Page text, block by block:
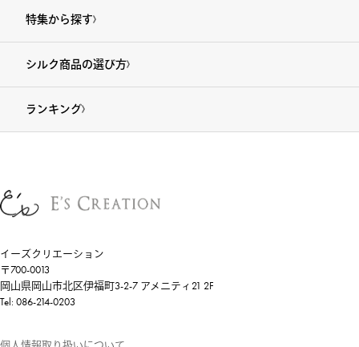
特集から探す
シルク商品の選び方
ランキング
イーズクリエーション
〒700-0013
岡山県岡山市北区伊福町3-2-7 アメニティ21 2F
Tel: 086-214-0203